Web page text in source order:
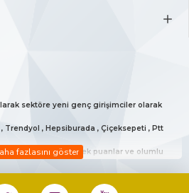
sektöre yeni genç girişimciler olarak
, Trendyol , Hepsiburada , Çiçeksepeti , Ptt
en yüksek puanlar ve olumlu
platfrom da ki mağaza linklerimiz